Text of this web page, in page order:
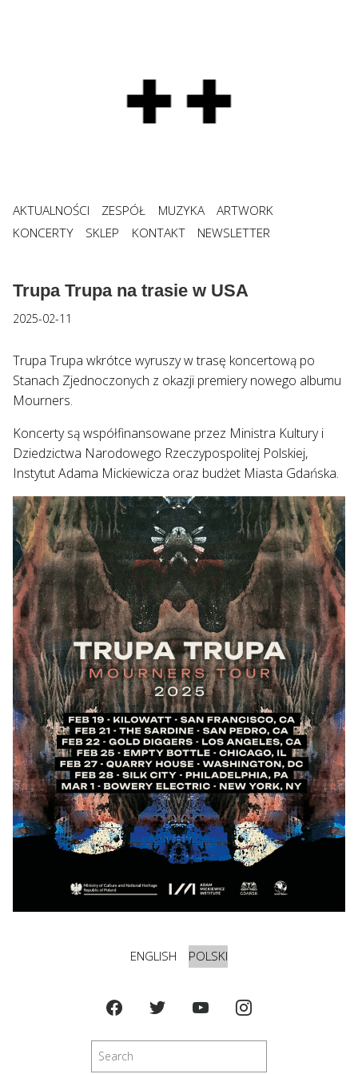
AKTUALNOŚCI ZESPÓŁ MUZYKA
ARTWORK
KONCERTY
SKLEP KONTAKT NEWSLETTER
Trupa Trupa na trasie w USA
2025-02-11
Trupa Trupa wkrótce wyruszy w trasę koncertową po
Stanach Zjednoczonych z okazji premiery nowego albumu
Mourners.
Koncerty są współfinansowane przez Ministra Kultury i
Dziedzictwa Narodowego Rzeczypospolitej Polskiej,
Instytut Adama Mickiewicza oraz budżet Miasta Gdańska.
ENGLISH POLSKI